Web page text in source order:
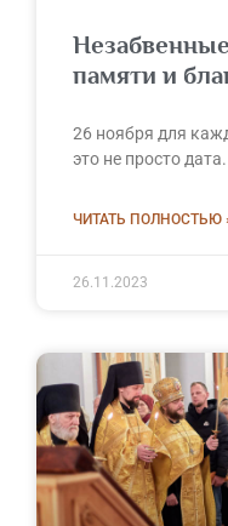
памяти и
26 ноября для
это не просто
ЧИТАТЬ ПОЛНОСТЬЮ
26.11.2023